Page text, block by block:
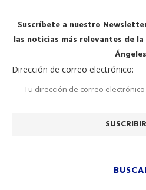
Suscríbete a nuestro
las noticias más relevantes de
Dirección de correo electrónico: